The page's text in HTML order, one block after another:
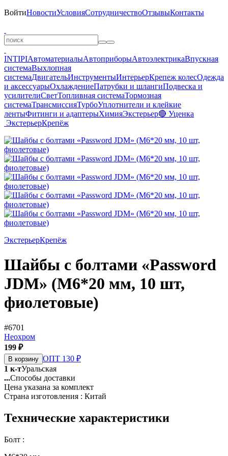
ВойтиНовостиУсловияСотрудничествоОтзывыКонтакты
INTIPIАвтоматериалыАвтоприборыАвтоэлектрикаВпускная
системаВыхлопная
системаДвигательИнструментыИнтерьерКрепеж колесОдежда
и аксессуарыОхлаждениеПатрубки и шлангиПодвеска и
усилителиСветТопливная системаТормозная
системаТрансмиссияТурбоУплотнители и клейкие
лентыФитинги и адаптерыХимияЭкстерьер🔴 Уценка
ЭкстерьерКрепёж
ЭкстерьерКрепёж
Шайбы с болтами «Password
JDM» (M6*20 мм, 10 шт,
фиолетовые)
#6701
Неохром
199 ₽
В корзину ОПТ 130 ₽
1 к-тУральская
...Способы доставки
Цена указана за комплект
Страна изготовления : Китай
Технические характеристики
Болт :